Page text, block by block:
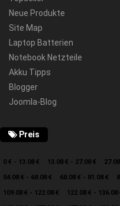
Neue Produkte
Site Map
Laptop Batterien
Notebook Netzteile
Akku Tipps
Blogger
Joomla-Blog
Preis
0 € - 13.08 € 13.08 € - 27.08 €
54.08 € - 68.08 €
68.08 € - 81.08 €
109.08 € - 122.08 €
122.08 € - 136.08